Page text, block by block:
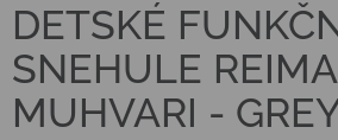
DETSKÉ
SNEHULE REIMA
MUHVARI -